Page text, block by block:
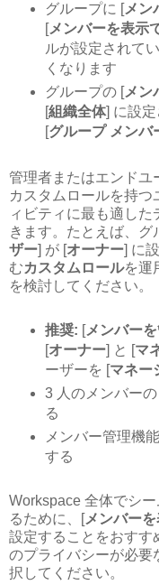
グループに [メン
[メンバーを表示
ルが設定されて
くなります
グループの [メン
[組織全体] に設
[グループ メンバ
管理者またはエンドユ
カスタムロールを持
ィビティに最も適し
きます。たとえば、グ
ザー] が [オーナー] に
むカスタムロールを運
を検討してください。
推奨: [メンバー
[オーナー] と [マ
ーザーを [マネー
3 人のメンバー
る
メンバー管理機
する
Workspace 全体でシ
るために、[メンバー
設定することをおすす
のプライバシーが必要
択してください。